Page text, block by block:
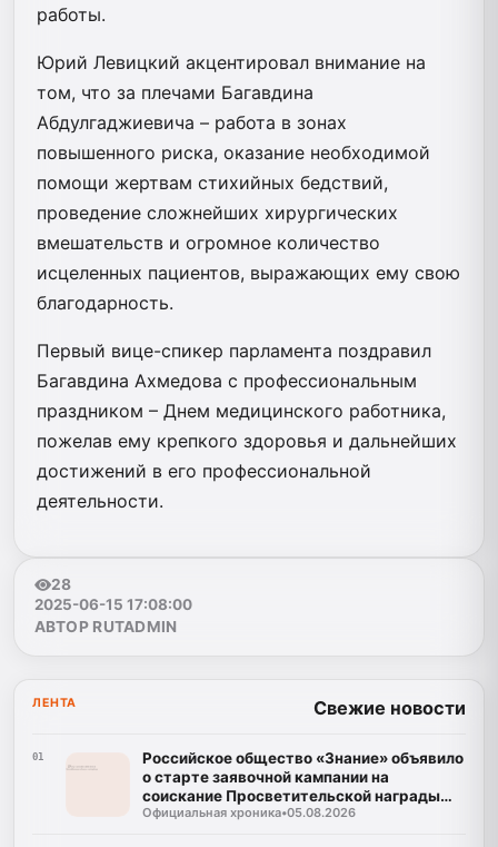
работы.
Юрий Левицкий акцентировал внимание на
том, что за плечами Багавдина
Абдулгаджиевича – работа в зонах
повышенного риска, оказание необходимой
помощи жертвам стихийных бедствий,
проведение сложнейших хирургических
вмешательств и огромное количество
исцеленных пациентов, выражающих ему свою
благодарность.
Первый вице-спикер парламента поздравил
Багавдина Ахмедова с профессиональным
праздником – Днем медицинского работника,
пожелав ему крепкого здоровья и дальнейших
достижений в его профессиональной
деятельности.
28
2025-06-15 17:08:00
АВТОР RUTADMIN
ЛЕНТА Свежие новости
01
Российское общество «Знание» объявило
о старте заявочной кампании на
соискание Просветительской награды
«Знание. Премия-2026»
Официальная хроника•05.08.2026